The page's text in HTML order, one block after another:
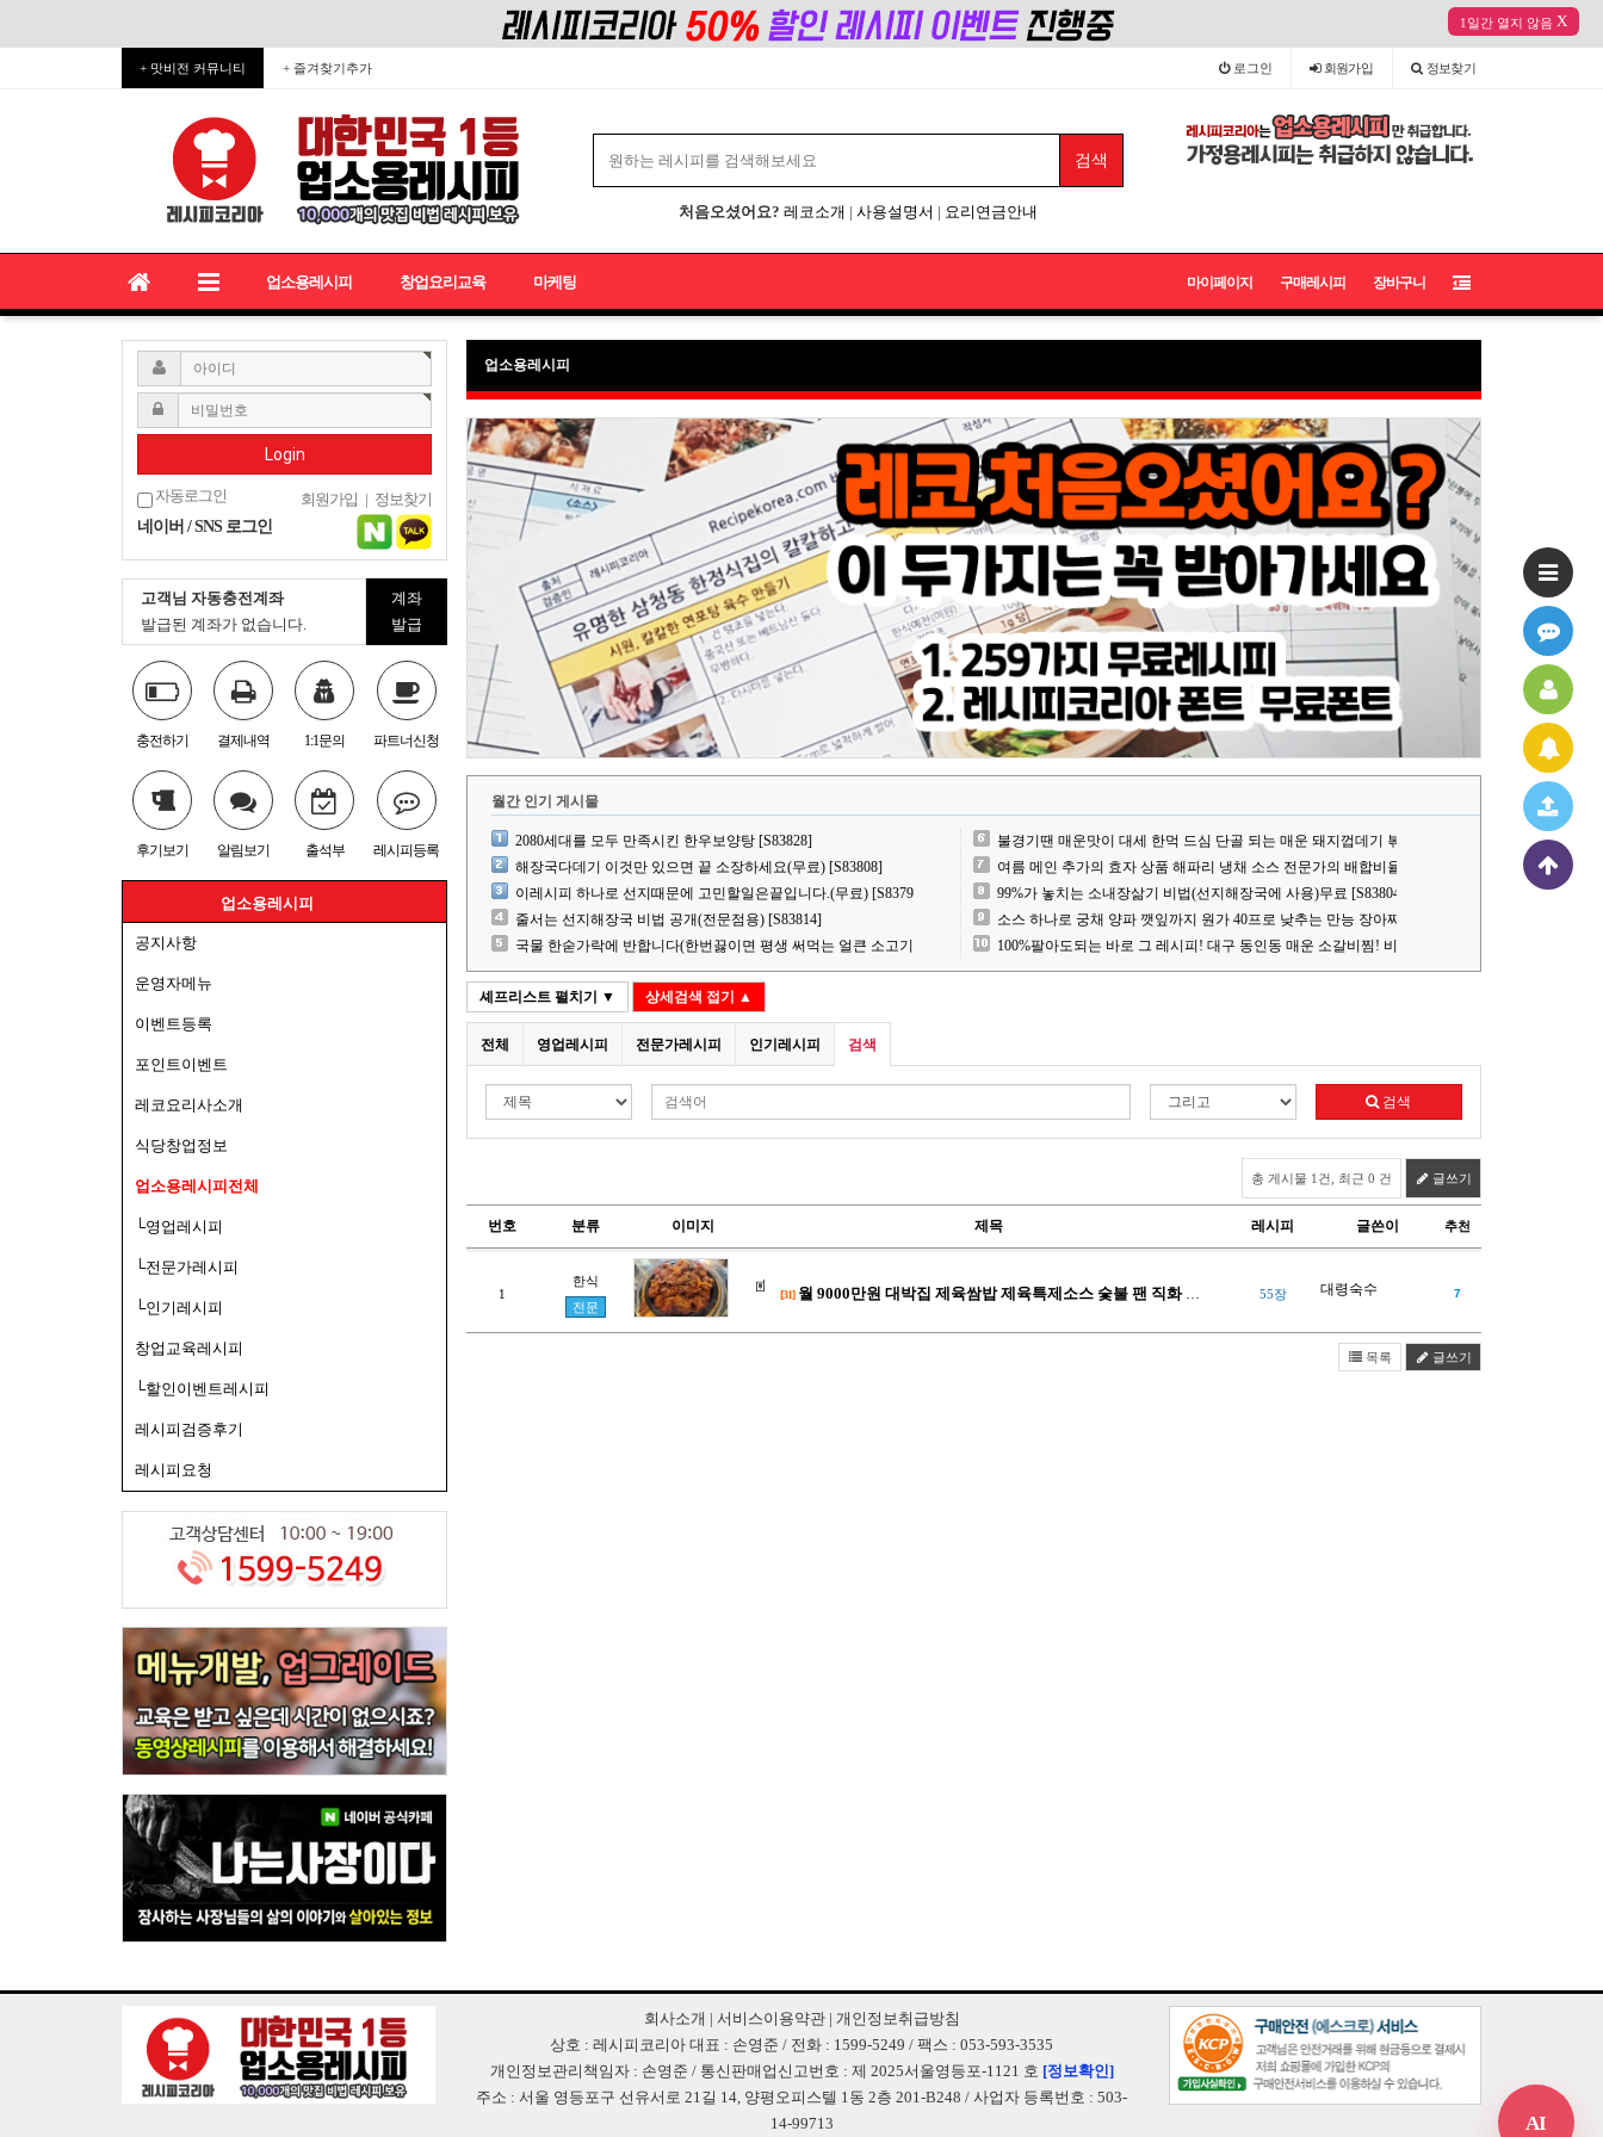
1일간 열지 않음 X
+ 맛비전 커뮤니티 + 즐겨찾기추가 로그인 회원가입 정보찾기
처음오셨어요? 레코소개 | 사용설명서 | 요리연금안내
마이페이지 구매레시피 장바구니
업소용레시피 창업요리교육 마케팅
Login
자동로그인 회원가입 | 정보찾기
네이버 / SNS 로그인
고객님 자동충전계좌
발급된 계좌가 없습니다.
계좌
발급
충전하기 결제내역 1:1문의 파트너신청
후기보기 알림보기 출석부 레시피등록
업소용레시피
공지사항
운영자메뉴
이벤트등록
포인트이벤트
레코요리사소개
식당창업정보
업소용레시피전체
└영업레시피
└전문가레시피
└인기레시피
창업교육레시피
└할인이벤트레시피
레시피검증후기
레시피요청
업소용레시피
월간 인기 게시물
2080세대를 모두 만족시킨 한우보양탕 [S83828]
해장국다데기 이것만 있으면 끝 소장하세요(무료) [S83808]
이레시피 하나로 선지때문에 고민할일은끝입니다.(무료) [S83795]
줄서는 선지해장국 비법 공개(전문점용) [S83814]
국물 한숟가락에 반합니다(한번끓이면 평생 써먹는 얼큰 소고기국밥의 핵심 비법) [S83848]
불경기땐 매운맛이 대세 한먹 드심 단골 되는 매운 돼지껍데기 볶음 [S83778]
여름 메인 추가의 효자 상품 해파리 냉채 소스 전문가의 배합비율[S83787]
99%가 놓치는 소내장삶기 비법(선지해장국에 사용)무료 [S83804]
소스 하나로 궁채 양파 깻잎까지 원가 40프로 낮추는 만능 장아찌 소스[S83841]
100%팔아도되는 바로 그 레시피! 대구 동인동 매운 소갈비찜! 비법 대공개 [S83959]
셰프리스트 펼치기 ▼ 상세검색 접기 ▲
전체 영업레시피 전문가레시피 인기레시피 검색
검색
총 게시물 1건, 최근 0 건 글쓰기
번호 분류 이미지 제목 레시피 글쓴이 추천
1
한식
전문
[31] 월 9000만원 대박집 제육쌈밥 제육특제소스 숯불 팬 직화 모… 55장 대령숙수 7
목록 글쓰기
회사소개 | 서비스이용약관| 개인정보취급방침
상호 : 레시피코리아 대표 : 손영준 / 전화 : 1599-5249 / 팩스 : 053-593-3535
개인정보관리책임자 : 손영준 / 통신판매업신고번호 : 제 2025서울영등포-1121 호 [정보확인]
주소 : 서울 영등포구 선유서로 21길 14, 양평오피스텔 1동 2층 201-B248 / 사업자 등록번호 : 503-
14-99713
AI